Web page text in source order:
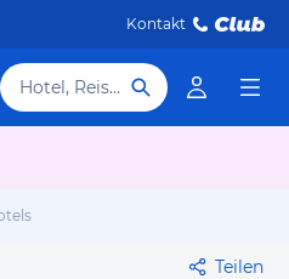
Kontakt
Hotel, Reiseziel
Teilen